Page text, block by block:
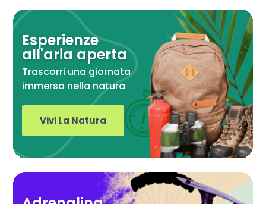
Esperienze
all'aria aperta
Trascorri una giornata
immerso nella natura
Vivi La Natura